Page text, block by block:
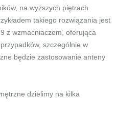
na wyższych piętrach
takiego rozwiązania jest
z wzmacniaczem, oferująca
szczególnie w
będzie zastosowanie anteny
dzielimy na kilka